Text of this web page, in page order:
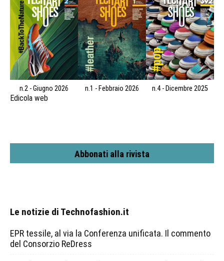
n.2 - Giugno 2026 n.1 - Febbraio 2026 n.4 - Dicembre 2025
Edicola web
Abbonati alla rivista
Le notizie di Technofashion.it
EPR tessile, al via la Conferenza unificata. Il commento
del Consorzio ReDress